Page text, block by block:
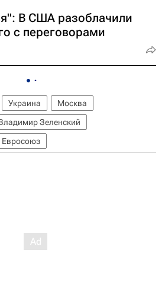
В США разоблачили
с переговорами
Украина
Москва
Зеленский
Евросоюз